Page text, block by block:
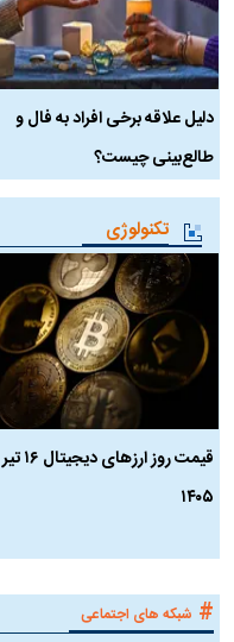
دلیل علاقه برخی افراد به فال و
طالع‌بینی چیست؟
تکنولوژی
قیمت روز ارز‌های دیجیتال ۱۶ تیر
۱۴۰۵
# شبکه های اجتماعی